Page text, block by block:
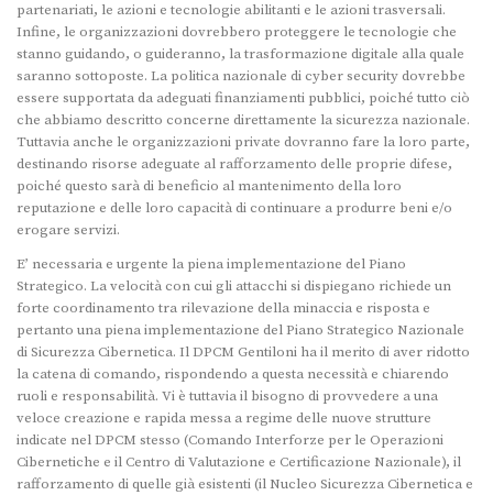
partenariati, le azioni e tecnologie abilitanti e le azioni trasversali.
Infine, le organizzazioni dovrebbero proteggere le tecnologie che
stanno guidando, o guideranno, la trasformazione digitale alla quale
saranno sottoposte. La politica nazionale di cyber security dovrebbe
essere supportata da adeguati finanziamenti pubblici, poiché tutto ciò
che abbiamo descritto concerne direttamente la sicurezza nazionale.
Tuttavia anche le organizzazioni private dovranno fare la loro parte,
destinando risorse adeguate al rafforzamento delle proprie difese,
poiché questo sarà di beneficio al mantenimento della loro
reputazione e delle loro capacità di continuare a produrre beni e/o
erogare servizi.
E’ necessaria e urgente la piena implementazione del Piano
Strategico. La velocità con cui gli attacchi si dispiegano richiede un
forte coordinamento tra rilevazione della minaccia e risposta e
pertanto una piena implementazione del Piano Strategico Nazionale
di Sicurezza Cibernetica. Il DPCM Gentiloni ha il merito di aver ridotto
la catena di comando, rispondendo a questa necessità e chiarendo
ruoli e responsabilità. Vi è tuttavia il bisogno di provvedere a una
veloce creazione e rapida messa a regime delle nuove strutture
indicate nel DPCM stesso (Comando Interforze per le Operazioni
Cibernetiche e il Centro di Valutazione e Certificazione Nazionale), il
rafforzamento di quelle già esistenti (il Nucleo Sicurezza Cibernetica e